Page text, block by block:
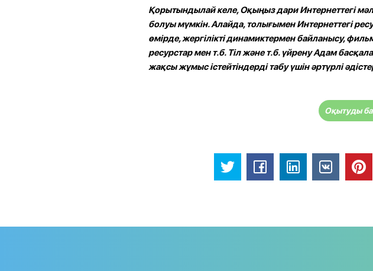
Қорытындылай келе, Оқыңыз дари Интернеттегі
болуы мүмкін. Алайда, толығымен Интернеттегі
өмірде, жергілікті динамиктермен байланысу,
ресурстар мен т.б. Тіл және т.б. үйрену Адам
жақсы жұмыс істейтіндерді табу үшін әртүрлі
Оқытуды